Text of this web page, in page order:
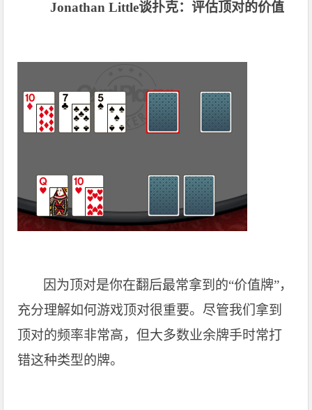
Jonathan Little谈扑克：评估顶对的价值
因为顶对是你在翻后最常拿到的“价值牌”，
充分理解如何游戏顶对很重要。尽管我们拿到
顶对的频率非常高，但大多数业余牌手时常打
错这种类型的牌。